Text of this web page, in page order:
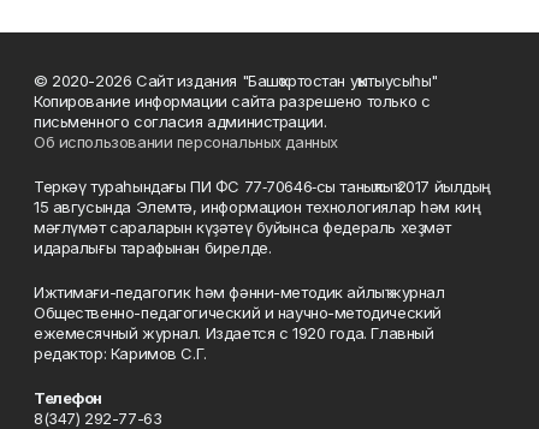
© 2020-2026 Сайт издания "Башҡортостан уҡытыусыһы"
Копирование информации сайта разрешено только с
письменного согласия администрации.
Об использовании персональных данных
Теркәү тураһындағы ПИ ФС 77‑70646‑сы таныҡлыҡ 2017 йылдың
15 авгусында Элемтә, информацион технологиялар һәм киң
мәғлүмәт сараларын күҙәтеү буйынса федераль хеҙмәт
идаралығы тарафынан бирелде.
Ижтимағи-педагогик һәм фәнни-методик айлыҡ журнал
Общественно-педагогический и научно-методический
ежемесячный журнал. Издается с 1920 года. Главный
редактор: Каримов С.Г.
Телефон
8(347) 292-77-63